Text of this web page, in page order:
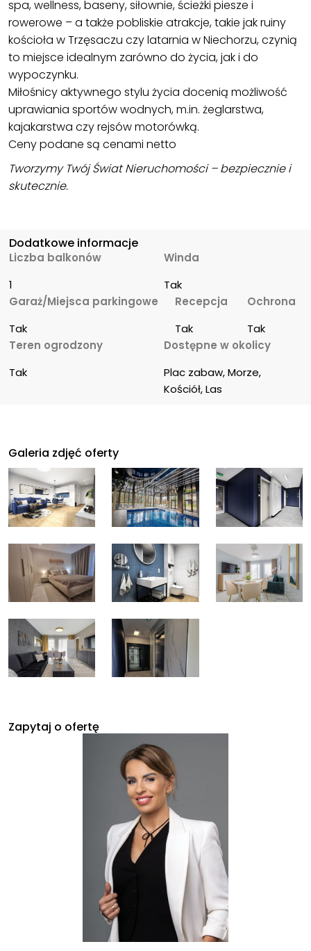
spa, wellness, baseny, siłownie, ścieżki piesze i
rowerowe – a także pobliskie atrakcje, takie jak ruiny
kościoła w Trzęsaczu czy latarnia w Niechorzu, czynią
to miejsce idealnym zarówno do życia, jak i do
wypoczynku.
Miłośnicy aktywnego stylu życia docenią możliwość
uprawiania sportów wodnych, m.in. żeglarstwa,
kajakarstwa czy rejsów motorówką.
Ceny podane są cenami netto
Tworzymy Twój Świat Nieruchomości – bezpiecznie i
skutecznie.
Dodatkowe informacje
Liczba balkonów
1
Winda
Tak
Garaż/Miejsca parkingowe
Tak
Recepcja
Tak
Ochrona
Tak
Teren ogrodzony
Tak
Dostępne w okolicy
Plac zabaw, Morze,
Kościół, Las
Galeria zdjęć oferty
Zapytaj o ofertę